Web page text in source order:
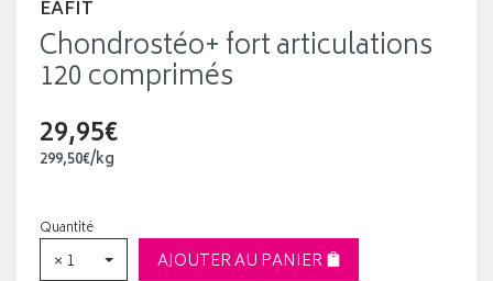
EAFIT
Chondrostéo+ fort articulations
120 comprimés
29,95€
299,50€/kg
Quantité
× 1
AJOUTER AU PANIER